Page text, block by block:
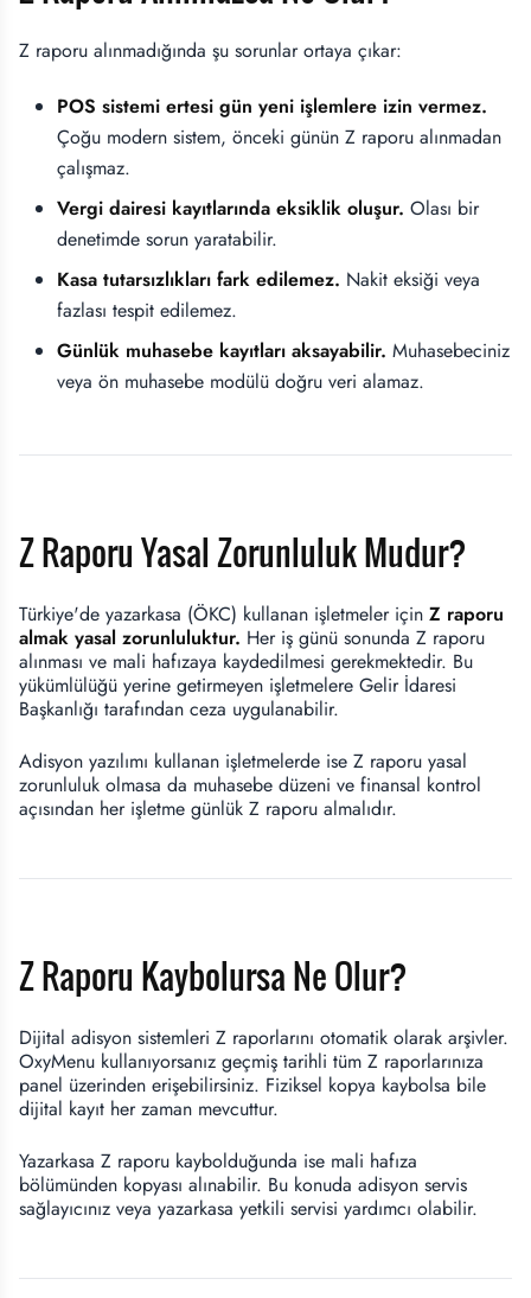
Z raporu alınmadığında şu sorunlar ortaya çıkar:
POS sistemi ertesi gün yeni işlemlere izin vermez.
Çoğu modern sistem, önceki günün Z raporu alınmadan
çalışmaz.
Vergi dairesi kayıtlarında eksiklik oluşur. Olası bir
denetimde sorun yaratabilir.
Kasa tutarsızlıkları fark edilemez. Nakit eksiği veya
fazlası tespit edilemez.
Günlük muhasebe kayıtları aksayabilir. Muhasebeciniz
veya ön muhasebe modülü doğru veri alamaz.
Z Raporu Yasal Zorunluluk Mudur?
Türkiye'de yazarkasa (ÖKC) kullanan işletmeler için Z raporu
almak yasal zorunluluktur. Her iş günü sonunda Z raporu
alınması ve mali hafızaya kaydedilmesi gerekmektedir. Bu
yükümlülüğü yerine getirmeyen işletmelere Gelir İdaresi
Başkanlığı tarafından ceza uygulanabilir.
Adisyon yazılımı kullanan işletmelerde ise Z raporu yasal
zorunluluk olmasa da muhasebe düzeni ve finansal kontrol
açısından her işletme günlük Z raporu almalıdır.
Z Raporu Kaybolursa Ne Olur?
Dijital adisyon sistemleri Z raporlarını otomatik olarak arşivler.
OxyMenu kullanıyorsanız geçmiş tarihli tüm Z raporlarınıza
panel üzerinden erişebilirsiniz. Fiziksel kopya kaybolsa bile
dijital kayıt her zaman mevcuttur.
Yazarkasa Z raporu kaybolduğunda ise mali hafıza
bölümünden kopyası alınabilir. Bu konuda adisyon servis
sağlayıcınız veya yazarkasa yetkili servisi yardımcı olabilir.